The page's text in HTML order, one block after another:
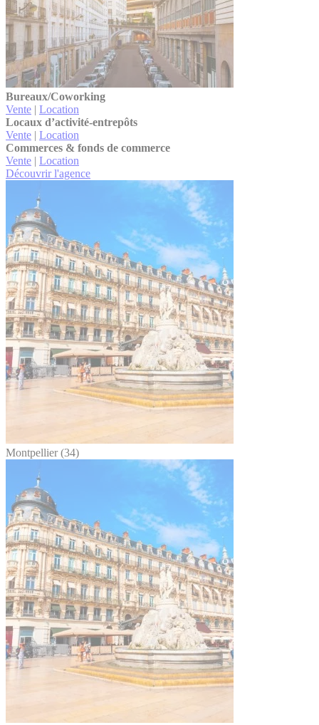
Bureaux/Coworking
Vente | Location
Locaux d’activité-entrepôts
Vente | Location
Commerces & fonds de commerce
Vente | Location
Découvrir l'agence
Montpellier (34)